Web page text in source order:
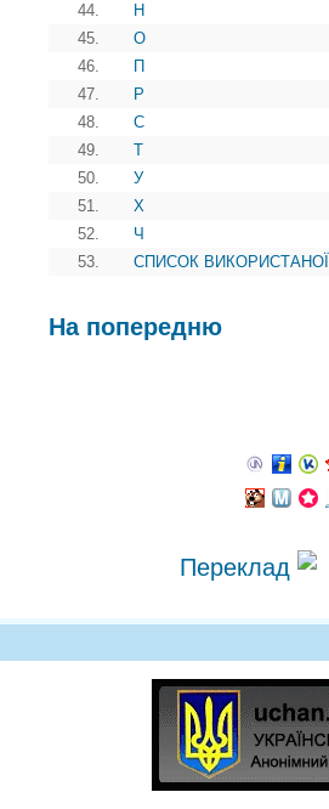
44.
Н
45.
О
46.
П
47.
Р
48.
С
49.
Т
50.
У
51.
Х
52.
Ч
53.
СПИСОК
На попередню
Переклад